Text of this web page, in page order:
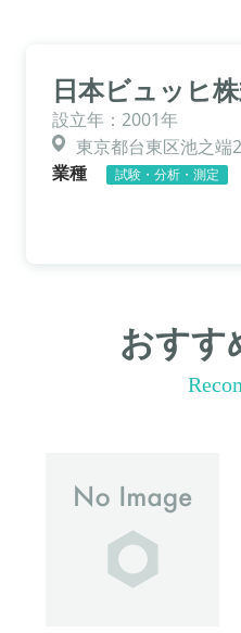
日本ビュッヒ
設立年：2001年
東京都台東区池之端
業種
試験・分析・測定
おすす